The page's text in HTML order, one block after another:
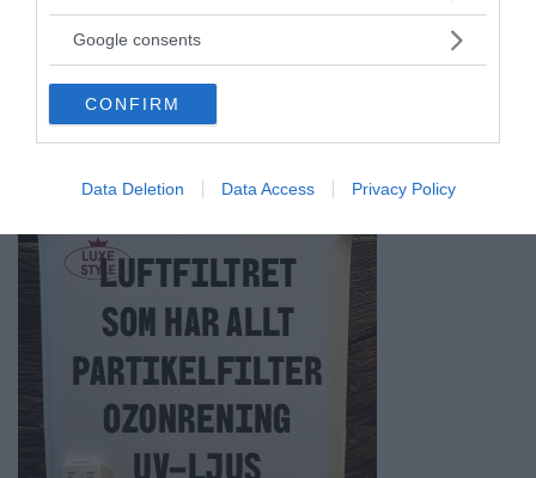
not limited to your visit or usage behaviour. You may click to
use your data for below specified purposes in below Google
consent section.
Google consents
CONFIRM
Data Deletion Data Access Privacy Policy